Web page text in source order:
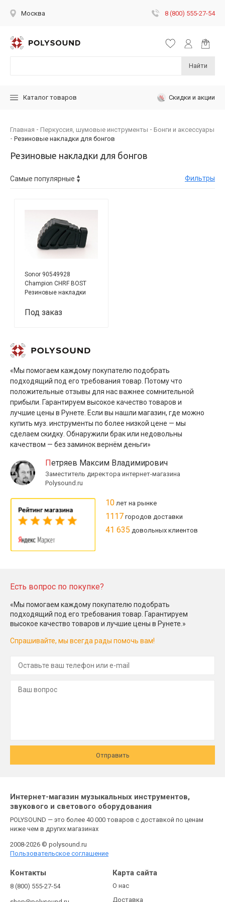
Москва 8 (800) 555-27-54
Найти
Каталог товаров Скидки и акции
Главная Перкуссия, шумовые инструменты
Бонги и аксессуары
Резиновые накладки для бонгов
Резиновые накладки для бонгов
Фильтры
Sonor 90549928
Champion CHRF BOST
Резиновые накладки
бонго, 3шт
Под заказ
«Мы помогаем каждому покупателю подобрать
подходящий под его требования товар. Потому что
положительные отзывы для нас важнее сомнительной
прибыли. Гарантируем высокое качество товаров и
лучшие цены в Рунете. Если вы нашли магазин, где можно
купить муз. инструменты по более низкой цене — мы
сделаем скидку. Обнаружили брак или недовольны
качеством — без заминок вернём деньги»
Петряев Максим Владимирович
Заместитель директора интернет-магазина
Polysound.ru
10 лет на рынке
1117 городов доставки
41 635 довольных клиентов
Есть вопрос по покупке?
«Мы помогаем каждому покупателю подобрать
подходящий под его требования товар. Гарантируем
высокое качество товаров и лучшие цены в Рунете.»
Спрашивайте, мы всегда рады помочь вам!
Отправить
Интернет-магазин музыкальных инструментов,
звукового и светового оборудования
POLYSOUND — это более 40 000 товаров с доставкой по ценам
ниже чем в других магазинах
2008-2026 © polysound.ru
Пользовательское соглашение
Контакты
8 (800) 555-27-54
Карта сайта
О нас
Доставка